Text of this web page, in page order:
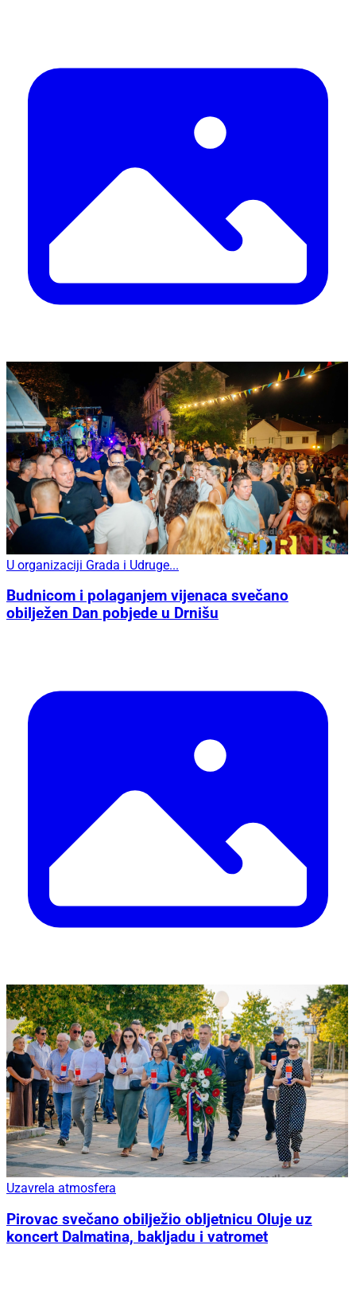
U organizaciji Grada i Udruge...
Budnicom i polaganjem vijenaca svečano
obilježen Dan pobjede u Drnišu
Uzavrela atmosfera
Pirovac svečano obilježio obljetnicu Oluje uz
koncert Dalmatina, bakljadu i vatromet